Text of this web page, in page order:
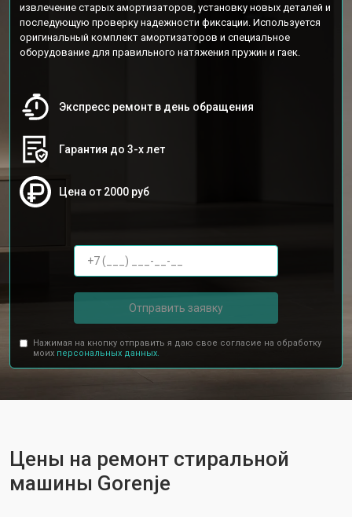
извлечение старых амортизаторов, установку новых деталей и
последующую проверку надежности фиксации. Используется
оригинальный комплект амортизаторов и специальное
оборудование для правильного натяжения пружин и гаек.
Экспресс ремонт в день обращения
Гарантия до 3-х лет
Цена от 2000 руб
Отправить заявку
Нажимая на кнопку отправить я даю свое согласие на обработку
моих персональных данных.
Цены на ремонт стиральной
машины Gorenje